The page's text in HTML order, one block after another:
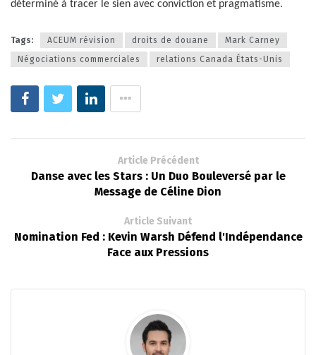
déterminé à tracer le sien avec conviction et pragmatisme.
Tags: ACEUM révision droits de douane
Mark Carney
Négociations commerciales
relations Canada États-Unis
Article Précédent
Danse avec les Stars : Un Duo Bouleversé par le
Message de Céline Dion
Article Suivant
Nomination Fed : Kevin Warsh Défend l'Indépendance
Face aux Pressions